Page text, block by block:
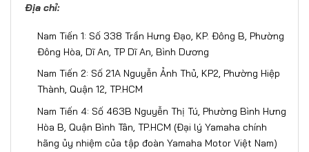
Địa chỉ:
Nam Tiến 1: Số 338 Trần Hưng Đạo, KP. Đông B, Phường
Đông Hòa, Dĩ An, TP Dĩ An, Bình Dương
Nam Tiến 2: Số 21A Nguyễn Ảnh Thủ, KP2, Phường Hiệp
Thành, Quận 12, TP.HCM
Nam Tiến 4: Số 463B Nguyễn Thị Tú, Phường Bình Hưng
Hòa B, Quận Bình Tân, TP.HCM (Đại lý Yamaha chính
hãng ủy nhiệm của tập đoàn Yamaha Motor Việt Nam)